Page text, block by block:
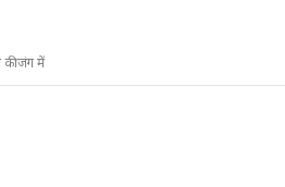
की जंग में